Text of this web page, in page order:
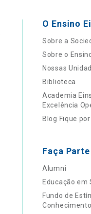
O Ensino
Sobre a
Sobre o
Nossas
Biblioteca
Academia
Excelência
Blog Fique
Faça Parte
Alumni
Educação em
Fundo de
Conhecimento